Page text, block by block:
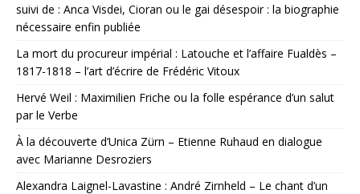
suivi de : Anca Visdei, Cioran ou le gai désespoir : la biographie
nécessaire enfin publiée
La mort du procureur impérial : Latouche et l’affaire Fualdès –
1817-1818 – l’art d’écrire de Frédéric Vitoux
Hervé Weil : Maximilien Friche ou la folle espérance d’un salut
par le Verbe
À la découverte d’Unica Zürn – Etienne Ruhaud en dialogue
avec Marianne Desroziers
Alexandra Laignel-Lavastine : André Zirnheld – Le chant d’un